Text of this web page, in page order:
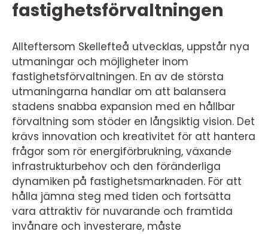
fastighetsförvaltningen
Allteftersom Skellefteå utvecklas, uppstår nya
utmaningar och möjligheter inom
fastighetsförvaltningen. En av de största
utmaningarna handlar om att balansera
stadens snabba expansion med en hållbar
förvaltning som stöder en långsiktig vision. Det
krävs innovation och kreativitet för att hantera
frågor som rör energiförbrukning, växande
infrastrukturbehov och den föränderliga
dynamiken på fastighetsmarknaden. För att
hålla jämna steg med tiden och fortsätta
vara attraktiv för nuvarande och framtida
invånare och investerare, måste